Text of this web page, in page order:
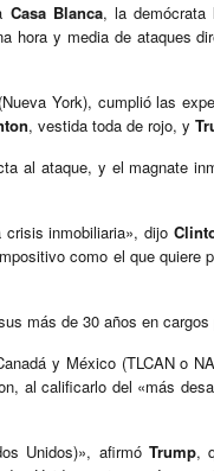
Casa Blanca, la demócrata
hora y media de ataques
York), cumplió las
, vestida toda de rojo, y
al ataque, y el magnate
crisis inmobiliaria», dijo
como el que quiere
más de 30 años en
y México (TLCAN o
al calificarlo del «más
Unidos)», afirmó Trump,